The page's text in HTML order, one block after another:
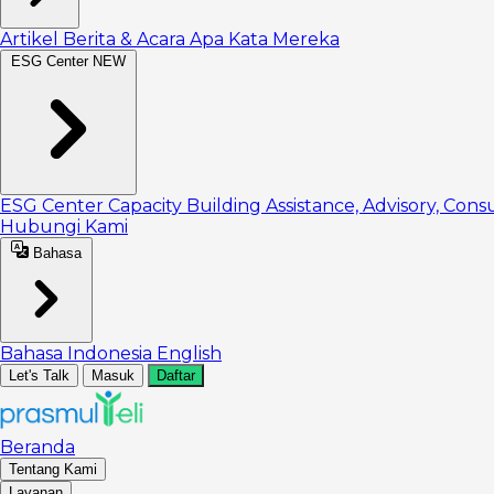
Artikel Berita & Acara Apa Kata Mereka
ESG Center NEW
ESG Center Capacity Building Assistance, Advisory,
Hubungi Kami
Bahasa
Bahasa Indonesia English
Let's Talk Masuk Daftar
Beranda
Tentang Kami